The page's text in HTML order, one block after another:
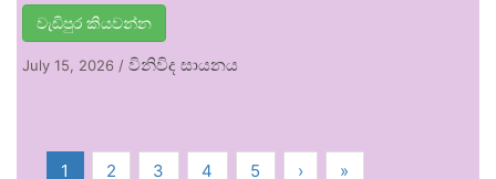
වැඩිපුර කියවන්න
July 15, 2026 / විනිවිද සායනය
1 2 3 4 5 › »